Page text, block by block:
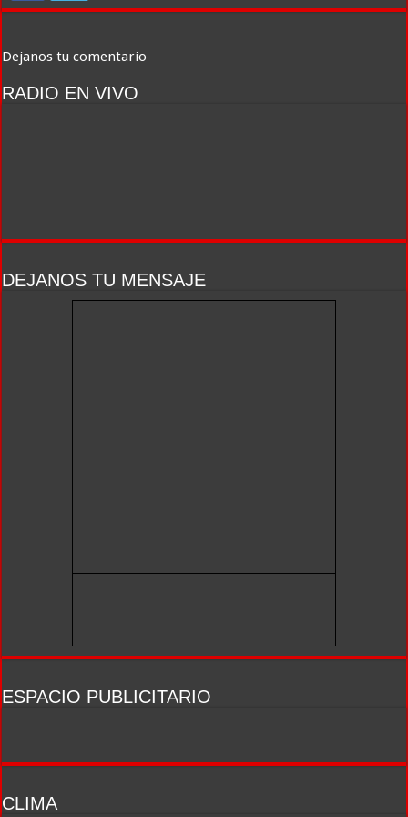
Dejanos tu comentario
RADIO EN VIVO
DEJANOS TU MENSAJE
ESPACIO PUBLICITARIO
CLIMA